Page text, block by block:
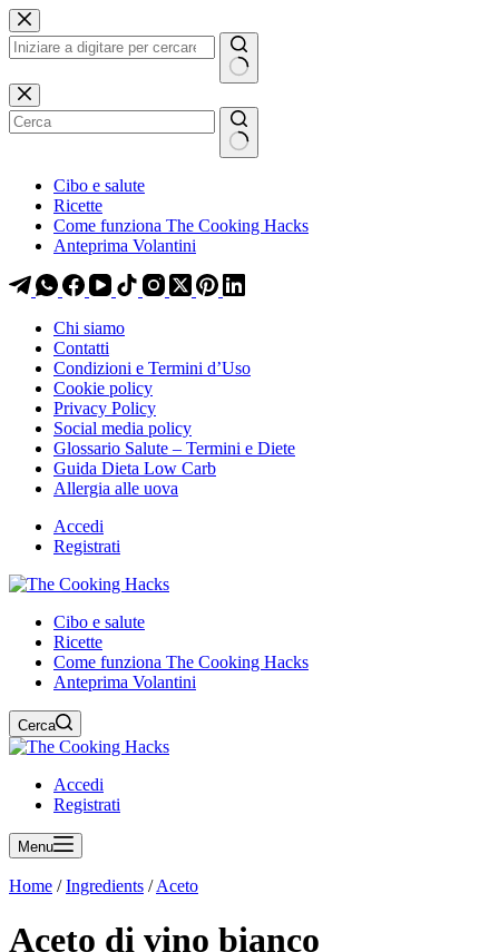
Salta
al
contenuto
Salta
al
contenuto
Nessun
risultato
Cibo e salute
Ricette
Come funziona The Cooking Hacks
Anteprima Volantini
Chi siamo
Contatti
Condizioni e Termini d’Uso
Cookie policy
Privacy Policy
Social media policy
Glossario Salute – Termini e Diete
Guida Dieta Low Carb
Allergia alle uova
Accedi
Registrati
Cibo e salute
Ricette
Come funziona The Cooking Hacks
Anteprima Volantini
Cerca
Accedi
Registrati
Menu
Home /Ingredients /Aceto
Aceto di vino bianco